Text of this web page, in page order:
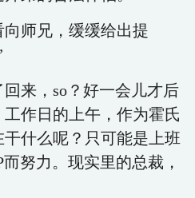
师兄，缓缓给出提
来，so？好一会儿才后
作日的上午，作为霍氏
什么呢？只可能是上班
努力。现实里的总裁，